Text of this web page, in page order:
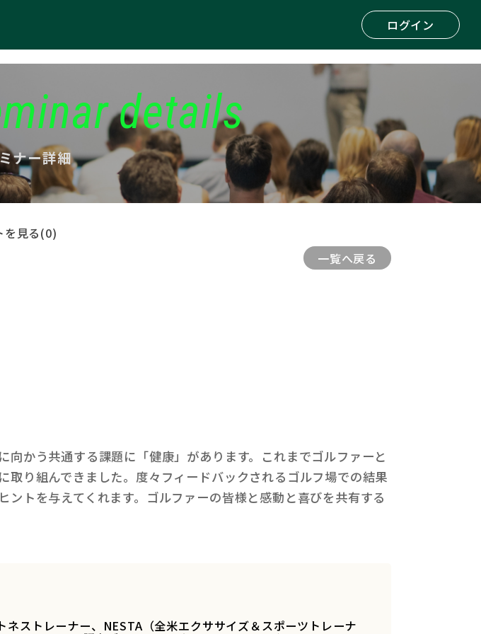
ログイン
details
ナー詳細
を見る(0)
一覧へ戻る
かう共通する課題に「健康」があります。これまでゴルファーと
り組んできました。度々フィードバックされるゴルフ場での結果
トを与えてくれます。ゴルファーの皆様と感動と喜びを共有する
ストレーナー、NESTA（全米エクササイズ＆スポーツトレーナ